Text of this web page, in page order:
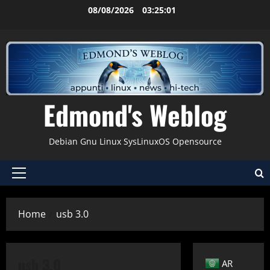
08/08/2026 03:25:01
Edmond's Weblog
Debian Gnu Linux SysLinuxOS Opensource
Menu
Home usb 3.0
AR